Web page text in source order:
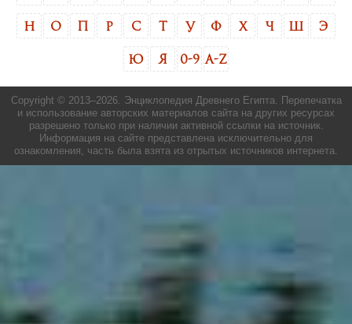
Н О Р С Т У Ф Х Ч Э
Ю Я 0-9 A-Z
Copyright © 2013–2026. Энциклопедия Древнего Египта. Перепечатка
и использование авторских материалов сайта на других ресурсах
разрешено только при наличии активной ссылки на источник.
Информация на сайте представлена исключительно для
ознакомления, часть была взята из отрытых источников интернета.